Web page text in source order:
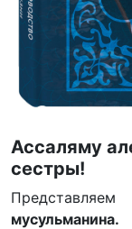
Ассаляму
сестры!